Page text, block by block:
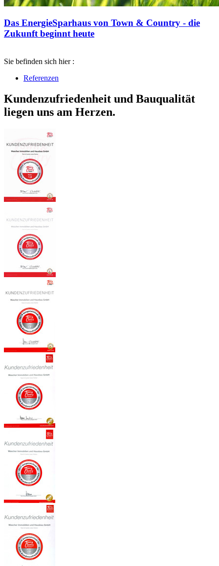
Das EnergieSparhaus von Town & Country - die
Zukunft beginnt heute
Sie befinden sich hier :
Referenzen
Kundenzufriedenheit und Bauqualität
liegen uns am Herzen.